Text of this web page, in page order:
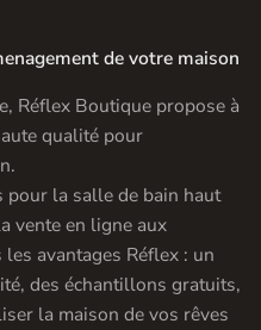
de votre maison
Réflex Boutique propose à
qualité pour
pour la salle de bain haut
vente en ligne aux
avantages Réflex : un
des échantillons gratuits,
la maison de vos rêves